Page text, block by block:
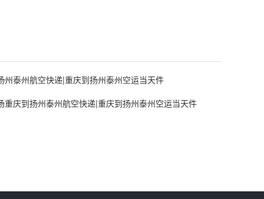
州泰州航空快递|重庆到扬州泰州空运当天件
重庆到扬州泰州航空快递|重庆到扬州泰州空运当天件